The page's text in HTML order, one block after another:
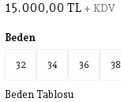
15.000,00 TL + KDV
Beden
32 34 36 38
Beden Tablosu